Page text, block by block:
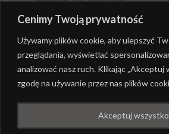
Cenimy Twoją prywatność
Używamy plików cookie, aby ulepszyć
przeglądania, wyświetlać
analizować nasz ruch. Klikając „Akceptuj
zgodę na używanie przez nas plików
Akceptuj wszystko
Zapraszamy takze naWYUCZENI.PL
AD-WEBCODE.COM